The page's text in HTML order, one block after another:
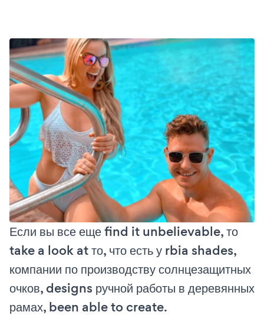
Если вы все еще find it unbelievable, то
take a look at то, что есть у rbia shades,
компании по производству солнцезащитных
очков, designs ручной работы в деревянных
рамах, been able to create.